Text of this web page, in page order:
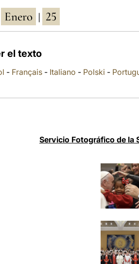
Enero 25
el texto
- Français - Italiano - Polski -
Servicio Fotográfico de la